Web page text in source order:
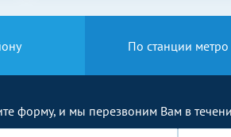
2250р. -
1900 р.
По станции метро
форму, и мы перезвоним Вам в